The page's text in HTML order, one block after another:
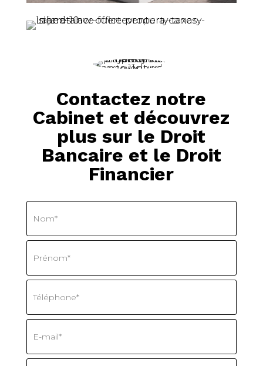
Contactez notre
Cabinet et découvrez
plus sur le Droit
Bancaire et le Droit
Financier